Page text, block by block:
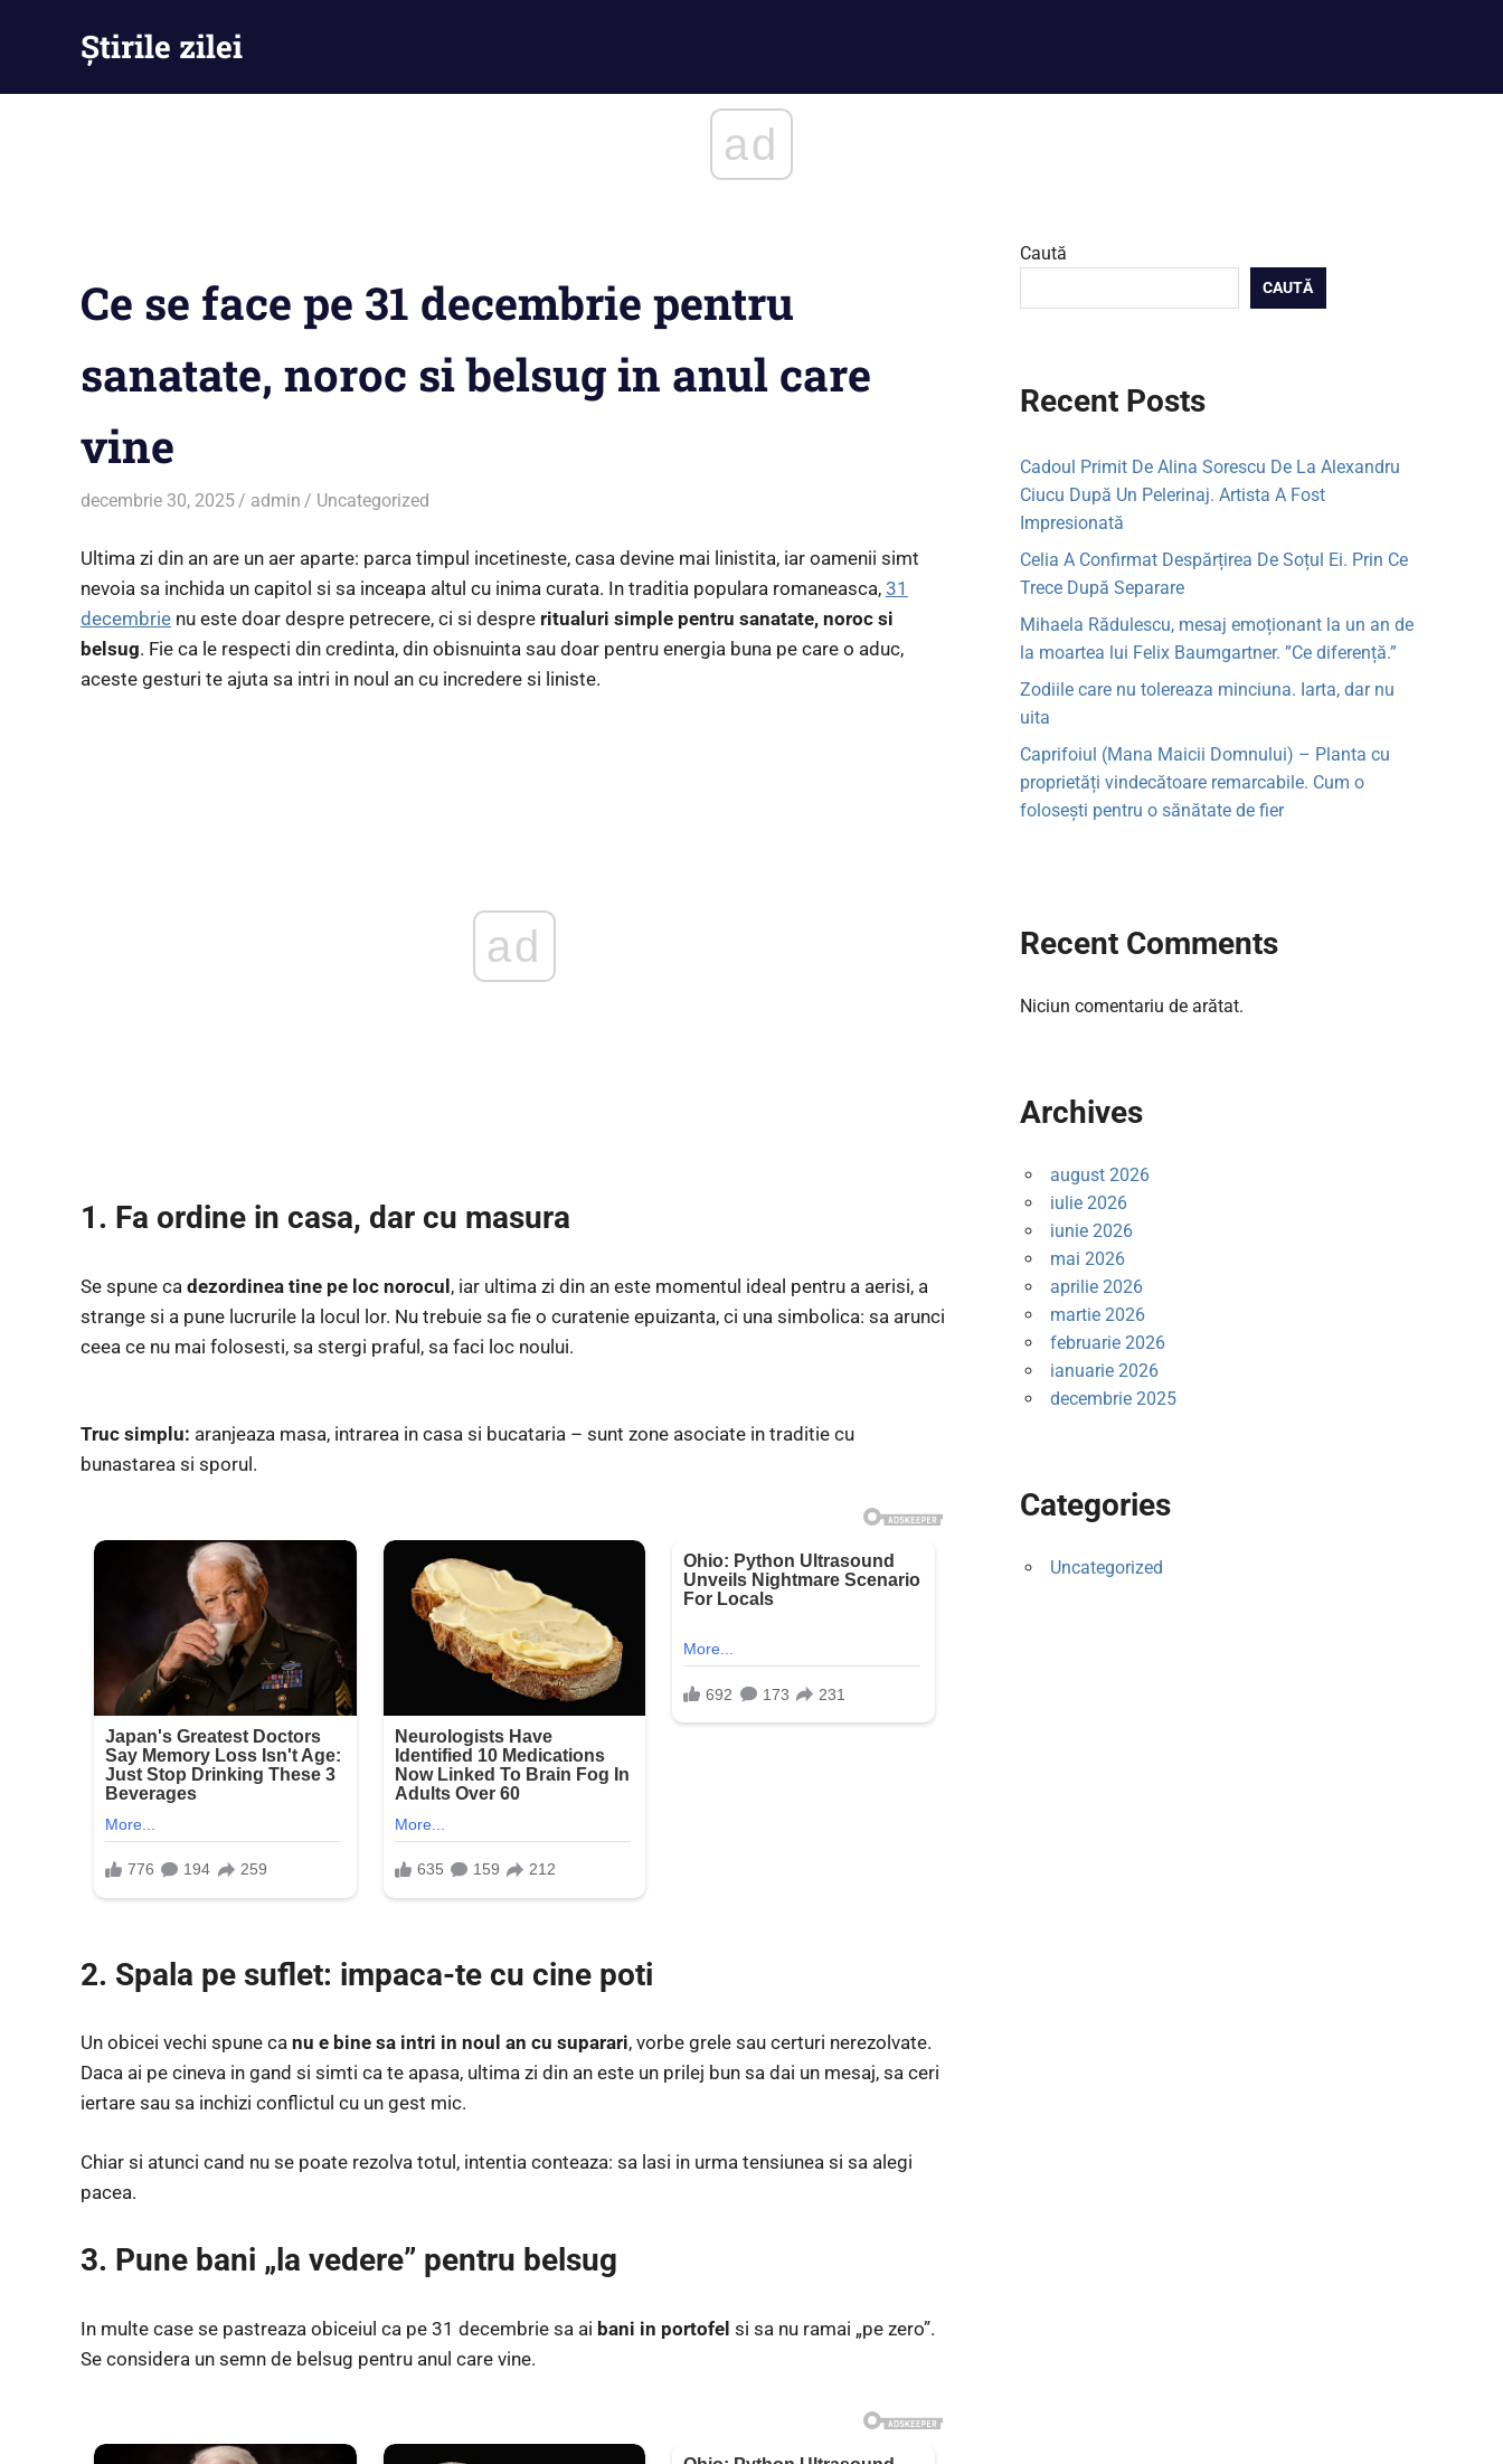
Știrile zilei
se
ad
Ce se face pe 31 decembrie pentru
sanatate, noroc si belsug in anul care
vine
decembrie 30, 2025 admin Uncategorized
Ultima zi din an are un aer aparte: parca timpul incetineste, casa devine mai linistita, iar oamenii simt
nevoia sa inchida un capitol si sa inceapa altul cu inima curata. In traditia populara romaneasca, 31
decembrie nu este doar despre petrecere, ci si despre ritualuri simple pentru sanatate, noroc si
belsug. Fie ca le respecti din credinta, din obisnuinta sau doar pentru energia buna pe care o aduc,
aceste gesturi te ajuta sa intri in noul an cu incredere si liniste.
ad
1. Fa ordine in casa, dar cu masura
Se spune ca dezordinea tine pe loc norocul, iar ultima zi din an este momentul ideal pentru a aerisi, a
strange si a pune lucrurile la locul lor. Nu trebuie sa fie o curatenie epuizanta, ci una simbolica: sa arunci
ceea ce nu mai folosesti, sa stergi praful, sa faci loc noului.
Truc simplu: aranjeaza masa, intrarea in casa si bucataria – sunt zone asociate in traditie cu
bunastarea si sporul.
2. Spala pe suflet: impaca-te cu cine poti
Un obicei vechi spune ca nu e bine sa intri in noul an cu suparari, vorbe grele sau certuri nerezolvate.
Daca ai pe cineva in gand si simti ca te apasa, ultima zi din an este un prilej bun sa dai un mesaj, sa ceri
iertare sau sa inchizi conflictul cu un gest mic.
Chiar si atunci cand nu se poate rezolva totul, intentia conteaza: sa lasi in urma tensiunea si sa alegi
pacea.
3. Pune bani „la vedere” pentru belsug
In multe case se pastreaza obiceiul ca pe 31 decembrie sa ai bani in portofel si sa nu ramai „pe zero”.
Se considera un semn de belsug pentru anul care vine.
Caută
CAUTĂ
Recent Posts
Cadoul Primit De Alina Sorescu De La Alexandru
Ciucu După Un Pelerinaj. Artista A Fost
Impresionată
Celia A Confirmat Despărțirea De Soțul Ei. Prin Ce
Trece După Separare
Mihaela Rădulescu, mesaj emoționant la un an de
la moartea lui Felix Baumgartner. ”Ce diferență.”
Zodiile care nu tolereaza minciuna. Iarta, dar nu
uita
Caprifoiul (Mana Maicii Domnului) – Planta cu
proprietăți vindecătoare remarcabile. Cum o
folosești pentru o sănătate de fier
Recent Comments
Niciun comentariu de arătat.
Archives
august 2026
iulie 2026
iunie 2026
mai 2026
aprilie 2026
martie 2026
februarie 2026
ianuarie 2026
decembrie 2025
Categories
Uncategorized